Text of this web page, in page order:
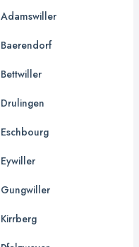
Adamswiller
Baerendorf
Bettwiller
Drulingen
Eschbourg
Eywiller
Gungwiller
Kirrberg